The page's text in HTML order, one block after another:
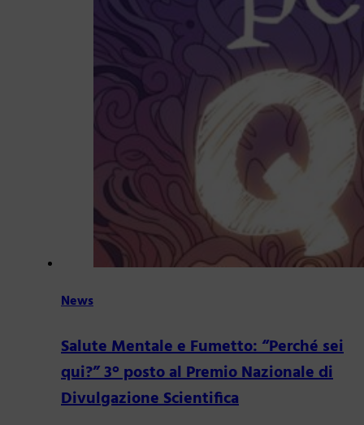
News
Salute Mentale e Fumetto: “Perché sei
qui?” 3° posto al Premio Nazionale di
Divulgazione Scientifica